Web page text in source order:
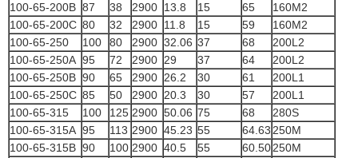
100-65-200B 87 38 2900 13.8 15 65
160M2
100-65-200C 80 32 2900 11.8 15 59
160M2
100-65-250
100 80 2900 32.06 37 68
200L2
100-65-250A 95 72 2900 29 37 64
200L2
100-65-250B 90 65 2900 26.2 30 61
200L1
100-65-250C 85 50 2900 20.3 30 57
200L1
100-65-315
100 125 2900 50.06 75 68
280S
100-65-315A 95 113 2900 45.23 55 64.63250M
100-65-315B 90 100 2900 40.5 55 60.50250M